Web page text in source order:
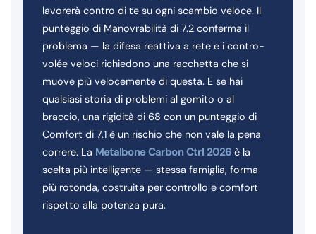
lavorerà contro di te su ogni scambio veloce. Il
punteggio di Manovrabilità di 7.2 conferma il
problema — la difesa reattiva a rete e i contro-
volée veloci richiedono una racchetta che si
muove più velocemente di questa. E se hai
qualsiasi storia di problemi al gomito o al
braccio, una rigidità di 68 con un punteggio di
Comfort di 7.1 è un rischio che non vale la pena
correre. La Metalbone Carbon Ctrl 2026 è la
scelta più intelligente — stessa famiglia, forma
più rotonda, costruita per controllo e comfort
rispetto alla potenza pura.